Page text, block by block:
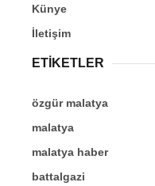
Künye
İletişim
ETİKETLER
özgür malatya
malatya
malatya haber
battalgazi